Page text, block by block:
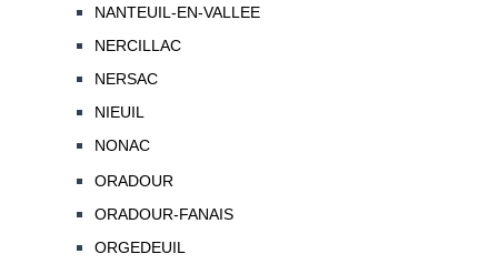
NANTEUIL-EN-VALLEE
NERCILLAC
NERSAC
NIEUIL
NONAC
ORADOUR
ORADOUR-FANAIS
ORGEDEUIL